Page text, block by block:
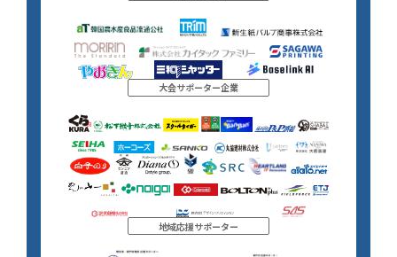
大会サポーター企業
地域応援サポーター